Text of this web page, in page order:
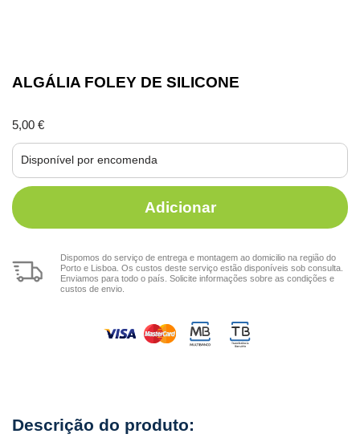
ALGÁLIA FOLEY DE SILICONE
5,00 €
Disponível por encomenda
Adicionar
Dispomos do serviço de entrega e montagem ao domicilio na região do
Porto e Lisboa. Os custos deste serviço estão disponíveis sob consulta.
Enviamos para todo o país. Solicite informações sobre as condições e
custos de envio.